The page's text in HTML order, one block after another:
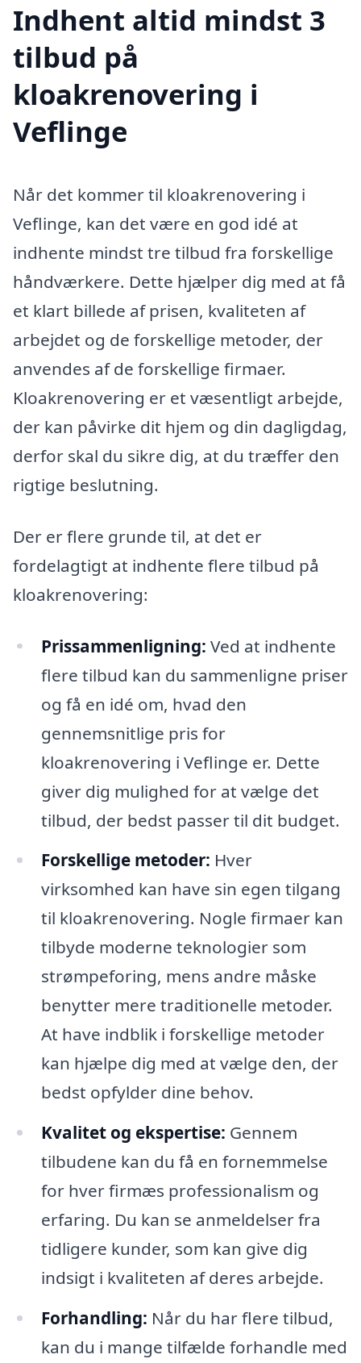
Indhent altid mindst 3
tilbud på
kloakrenovering i
Veflinge
Når det kommer til kloakrenovering i
Veflinge, kan det være en god idé at
indhente mindst tre tilbud fra forskellige
håndværkere. Dette hjælper dig med at få
et klart billede af prisen, kvaliteten af
arbejdet og de forskellige metoder, der
anvendes af de forskellige firmaer.
Kloakrenovering er et væsentligt arbejde,
der kan påvirke dit hjem og din dagligdag,
derfor skal du sikre dig, at du træffer den
rigtige beslutning.
Der er flere grunde til, at det er
fordelagtigt at indhente flere tilbud på
kloakrenovering:
Prissammenligning: Ved at indhente
flere tilbud kan du sammenligne priser
og få en idé om, hvad den
gennemsnitlige pris for
kloakrenovering i Veflinge er. Dette
giver dig mulighed for at vælge det
tilbud, der bedst passer til dit budget.
Forskellige metoder: Hver
virksomhed kan have sin egen tilgang
til kloakrenovering. Nogle firmaer kan
tilbyde moderne teknologier som
strømpeforing, mens andre måske
benytter mere traditionelle metoder.
At have indblik i forskellige metoder
kan hjælpe dig med at vælge den, der
bedst opfylder dine behov.
Kvalitet og ekspertise: Gennem
tilbudene kan du få en fornemmelse
for hver firmæs professionalism og
erfaring. Du kan se anmeldelser fra
tidligere kunder, som kan give dig
indsigt i kvaliteten af deres arbejde.
Forhandling: Når du har flere tilbud,
kan du i mange tilfælde forhandle med